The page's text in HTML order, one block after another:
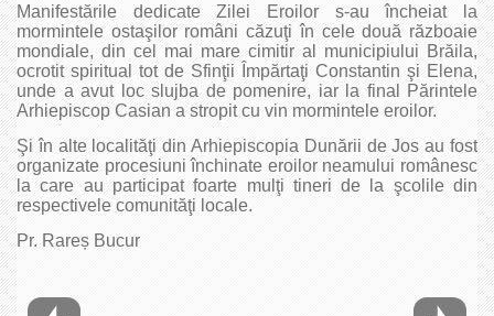
Manifestările dedicate Zilei Eroilor s-au încheiat la
mormintele ostaşilor români căzuţi în cele două războaie
mondiale, din cel mai mare cimitir al municipiului Brăila,
ocrotit spiritual tot de Sfinţii Împărtaţi Constantin şi Elena,
unde a avut loc slujba de pomenire, iar la final Părintele
Arhiepiscop Casian a stropit cu vin mormintele eroilor.
Şi în alte localităţi din Arhiepiscopia Dunării de Jos au fost
organizate procesiuni închinate eroilor neamului românesc
la care au participat foarte mulţi tineri de la şcolile din
respectivele comunităţi locale.
Pr. Rareș Bucur